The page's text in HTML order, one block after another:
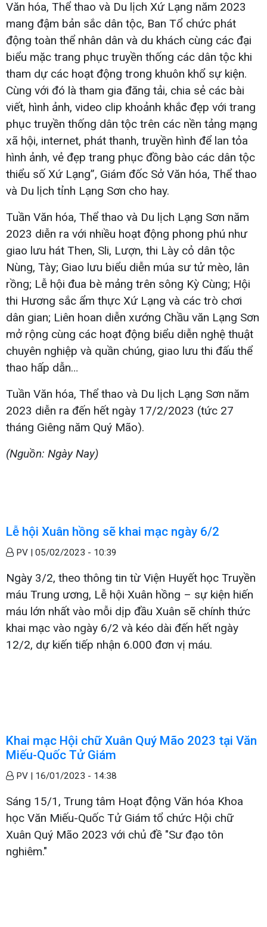
Văn hóa, Thể thao và Du lịch Xứ Lạng năm 2023
mang đậm bản sắc dân tộc, Ban Tổ chức phát
động toàn thể nhân dân và du khách cùng các đại
biểu mặc trang phục truyền thống các dân tộc khi
tham dự các hoạt động trong khuôn khổ sự kiện.
Cùng với đó là tham gia đăng tải, chia sẻ các bài
viết, hình ảnh, video clip khoảnh khắc đẹp với trang
phục truyền thống dân tộc trên các nền tảng mạng
xã hội, internet, phát thanh, truyền hình để lan tỏa
hình ảnh, vẻ đẹp trang phục đồng bào các dân tộc
thiểu số Xứ Lạng”, Giám đốc Sở Văn hóa, Thể thao
và Du lịch tỉnh Lạng Sơn cho hay.
Tuần Văn hóa, Thể thao và Du lịch Lạng Sơn năm
2023 diễn ra với nhiều hoạt động phong phú như
giao lưu hát Then, Sli, Lượn, thi Lày cỏ dân tộc
Nùng, Tày; Giao lưu biểu diễn múa sư tử mèo, lân
rồng; Lễ hội đua bè mảng trên sông Kỳ Cùng; Hội
thi Hương sắc ẩm thực Xứ Lạng và các trò chơi
dân gian; Liên hoan diễn xướng Chầu văn Lạng Sơn
mở rộng cùng các hoạt động biểu diễn nghệ thuật
chuyên nghiệp và quần chúng, giao lưu thi đấu thể
thao hấp dẫn…
Tuần Văn hóa, Thể thao và Du lịch Lạng Sơn năm
2023 diễn ra đến hết ngày 17/2/2023 (tức 27
tháng Giêng năm Quý Mão).
(Nguồn: Ngày Nay)
Lễ hội Xuân hồng sẽ khai mạc ngày 6/2
PV | 05/02/2023 - 10:39
Ngày 3/2, theo thông tin từ Viện Huyết học Truyền
máu Trung ương, Lễ hội Xuân hồng – sự kiện hiến
máu lớn nhất vào mỗi dịp đầu Xuân sẽ chính thức
khai mạc vào ngày 6/2 và kéo dài đến hết ngày
12/2, dự kiến tiếp nhận 6.000 đơn vị máu.
Khai mạc Hội chữ Xuân Quý Mão 2023 tại Văn
Miếu-Quốc Tử Giám
PV | 16/01/2023 - 14:38
Sáng 15/1, Trung tâm Hoạt động Văn hóa Khoa
học Văn Miếu-Quốc Tử Giám tổ chức Hội chữ
Xuân Quý Mão 2023 với chủ đề "Sư đạo tôn
nghiêm."